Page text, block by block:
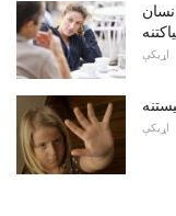
اړیکې
اړیکې